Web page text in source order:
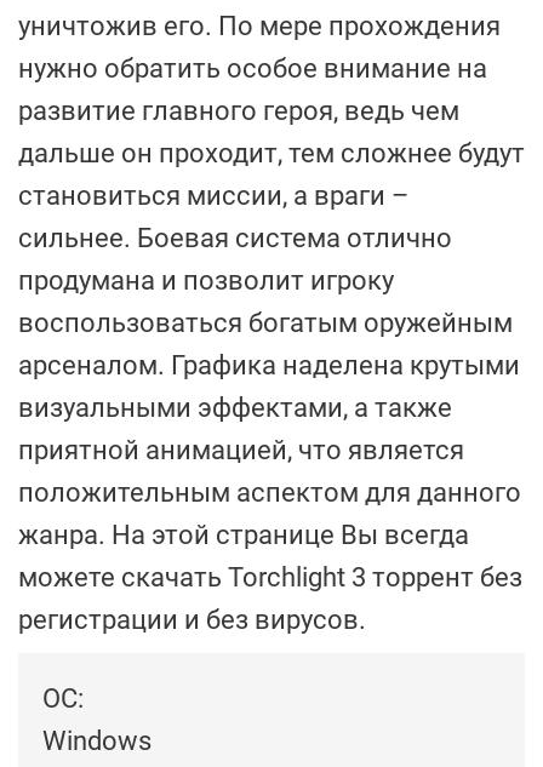
уничтожив его. По мере прохождения
нужно обратить особое внимание на
развитие главного героя, ведь чем
дальше он проходит, тем сложнее будут
становиться миссии, а враги –
сильнее. Боевая система отлично
продумана и позволит игроку
воспользоваться богатым оружейным
арсеналом. Графика наделена крутыми
визуальными эффектами, а также
приятной анимацией, что является
положительным аспектом для данного
жанра. На этой странице Вы всегда
можете скачать Torchlight 3 торрент без
регистрации и без вирусов.
ОС:
Windows